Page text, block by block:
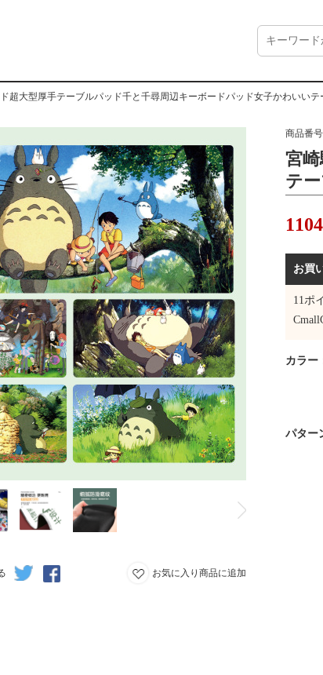
超大型厚手テーブルパッド千と千尋周辺キーボードパッド女子かわいいテ
お気に入り商品に追加
商品番
宮
テ
1104
お買
11ポ
カラー
パター